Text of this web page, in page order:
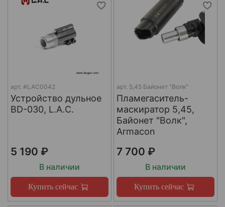
арт. #LAC0042
Устройство дульное
BD-030, L.A.C.
5 190 ₽
В наличии
Купить сейчас
арт. 5,45 Байонет "Волк"
Пламегаситель-
маскиратор 5,45,
Байонет "Волк",
Armacon
7 700 ₽
В наличии
Купить сейчас